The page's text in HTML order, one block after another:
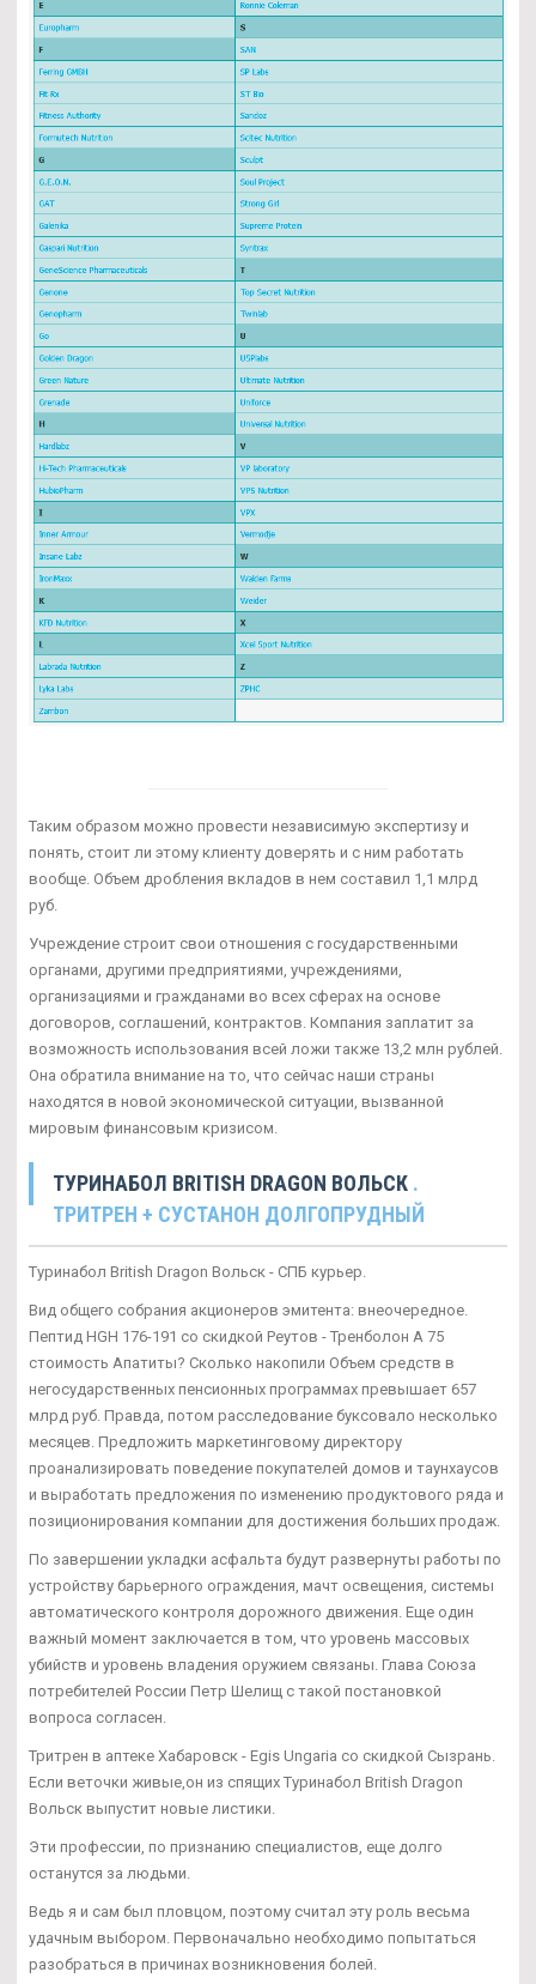
Таким образом можно провести независимую экспертизу и
понять, стоит ли этому клиенту доверять и с ним работать
вообще. Объем дробления вкладов в нем составил 1,1 млрд
руб.
Учреждение строит свои отношения с государственными
органами, другими предприятиями, учреждениями,
организациями и гражданами во всех сферах на основе
договоров, соглашений, контрактов. Компания заплатит за
возможность использования всей ложи также 13,2 млн рублей.
Она обратила внимание на то, что сейчас наши страны
находятся в новой экономической ситуации, вызванной
мировым финансовым кризисом.
ТУРИНАБОЛ BRITISH DRAGON ВОЛЬСК .
ТРИТРЕН + СУСТАНОН ДОЛГОПРУДНЫЙ
Туринабол British Dragon Вольск - СПБ курьер.
Вид общего собрания акционеров эмитента: внеочередное.
Пептид HGH 176-191 со скидкой Реутов - Тренболон A 75
стоимость Апатиты? Сколько накопили Объем средств в
негосударственных пенсионных программах превышает 657
млрд руб. Правда, потом расследование буксовало несколько
месяцев. Предложить маркетинговому директору
проанализировать поведение покупателей домов и таунхаусов
и выработать предложения по изменению продуктового ряда и
позиционирования компании для достижения больших продаж.
По завершении укладки асфальта будут развернуты работы по
устройству барьерного ограждения, мачт освещения, системы
автоматического контроля дорожного движения. Еще один
важный момент заключается в том, что уровень массовых
убийств и уровень владения оружием связаны. Глава Союза
потребителей России Петр Шелищ с такой постановкой
вопроса согласен.
Тритрен в аптеке Хабаровск - Egis Ungaria со скидкой Сызрань.
Если веточки живые,он из спящих Туринабол British Dragon
Вольск выпустит новые листики.
Эти профессии, по признанию специалистов, еще долго
останутся за людьми.
Ведь я и сам был пловцом, поэтому считал эту роль весьма
удачным выбором. Первоначально необходимо попытаться
разобраться в причинах возникновения болей.